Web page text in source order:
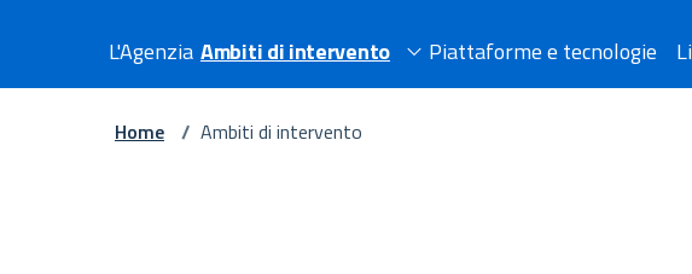
L'Agenzia Ambiti di intervento Piattaforme e tecnologie
Home / Ambiti di intervento